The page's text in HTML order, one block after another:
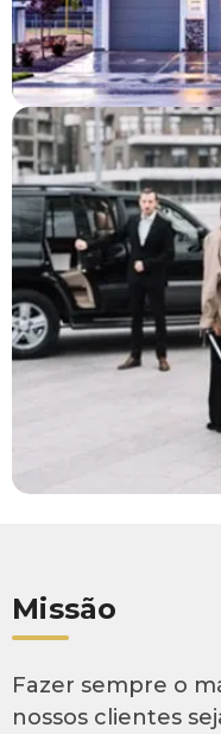
Missão
Fazer sempre o
nossos clientes